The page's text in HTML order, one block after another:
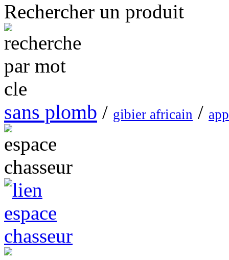
Rechercher un produit
sans plomb / gibier africain /